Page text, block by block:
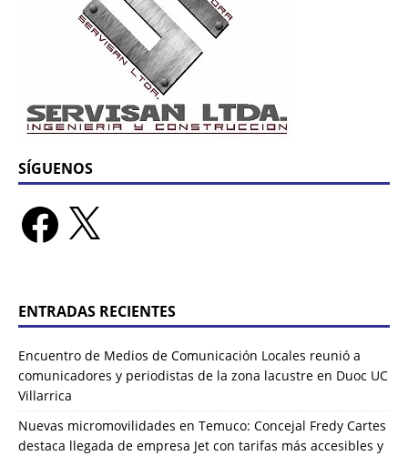
SÍGUENOS
ENTRADAS RECIENTES
Encuentro de Medios de Comunicación Locales reunió a
comunicadores y periodistas de la zona lacustre en Duoc UC
Villarrica
Nuevas micromovilidades en Temuco: Concejal Fredy Cartes
destaca llegada de empresa Jet con tarifas más accesibles y